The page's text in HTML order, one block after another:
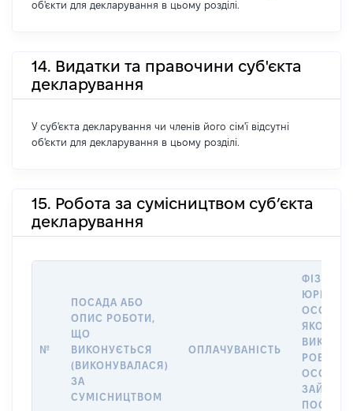
об'єкти для декларування в цьому розділі.
14. Видатки та правочини суб'єкта
декларування
У суб'єкта декларування чи членів його сім'ї відсутні
об'єкти для декларування в цьому розділі.
15. Робота за сумісництвом суб’єкта
декларування
№
ПОСАДА АБО
ОПИС РОБОТИ,
ЩО
ВИКОНУЄТЬСЯ
(ВИКОНУВАЛАСЯ)
ЗА
СУМІСНИЦТВОМ
ОПЛАЧУВАНІСТЬ
ОСОБА,
ЯКОЇ
РОБОТА
ОСОБА
ПОСАДУ